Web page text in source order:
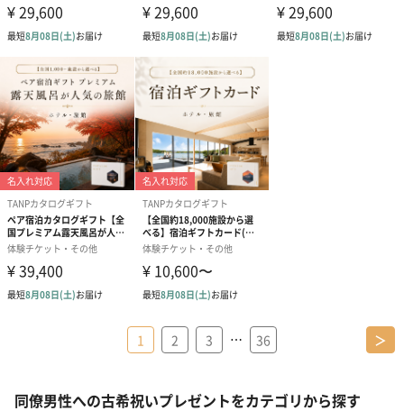
1 2 3 … 36 ＞
同僚男性への古希祝いプレゼントをカテゴリから探す